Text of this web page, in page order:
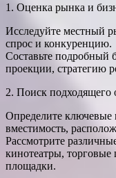
1. Оценка рынка и
Исследуйте местный
спрос и конкуренцию.
Составьте подробный
проекции, стратегию
2. Поиск подходящего
Определите ключевые
вместимость,
Рассмотрите
кинотеатры,
площадки.